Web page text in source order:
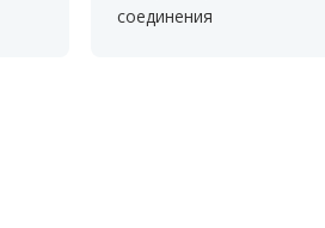
соединения